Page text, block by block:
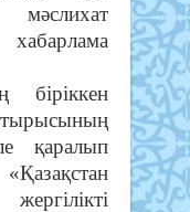
біріккен
қаралып